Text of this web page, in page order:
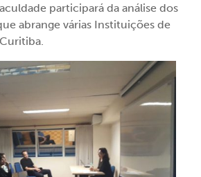
participará da análise dos
abrange várias Instituições de